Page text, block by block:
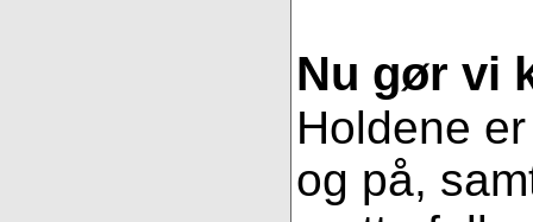
Nu gør vi
Holdene
og på,